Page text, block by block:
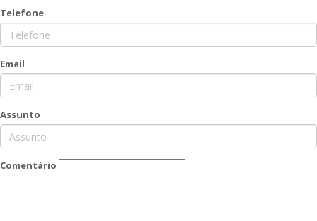
Telefone
Email
Assunto
Comentário